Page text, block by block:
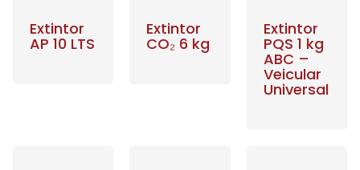
Extintor
AP 10 LTS
Extintor
CO₂ 6 kg
Extintor
PQS 1 kg
ABC –
Veicular
Universal